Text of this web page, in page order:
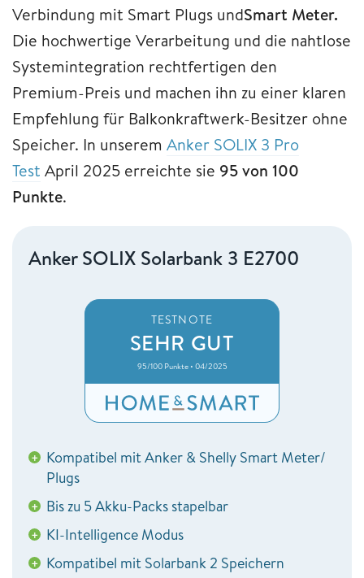
Verbindung mit Smart Plugs undSmart Meter.
Die hochwertige Verarbeitung und die nahtlose
Systemintegration rechtfertigen den
Premium-Preis und machen ihn zu einer klaren
Empfehlung für Balkonkraftwerk-Besitzer ohne
Speicher. In unserem Anker SOLIX 3 Pro
Test April 2025 erreichte sie 95 von 100
Punkte.
Anker SOLIX Solarbank 3 E2700
TESTNOTE
SEHR GUT
95/100 Punkte • 04/2025
+ Kompatibel mit Anker & Shelly Smart Meter/
Plugs
+ Bis zu 5 Akku-Packs stapelbar
+ KI-Intelligence Modus
+ Kompatibel mit Solarbank 2 Speichern